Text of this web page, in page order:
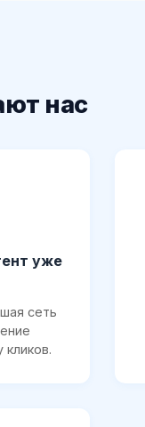
нас
уже
сеть
кликов.